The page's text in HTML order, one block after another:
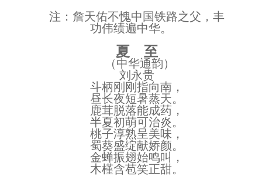
注：詹天佑不愧中国铁路之父，丰
功伟绩遍中华。
夏 至
（中华通韵）
刘永贵
斗柄刚刚指向南，
昼长夜短暑蒸天。
鹿茸脱落能成药，
半夏初萌可治炎。
桃子淳熟呈美味，
蜀葵盛绽献娇颜。
金蝉振翅始鸣叫，
木槿含苞笑正甜。